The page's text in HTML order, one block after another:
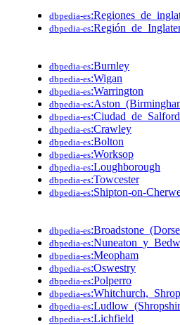
dbpedia-es
dbpedia-es
dbpedia-es:Burnley
dbpedia-es:Wigan
dbpedia-es:Warrington
dbpedia-es
dbpedia-es:Ciudad_de_Salford
dbpedia-es:Crawley
dbpedia-es:Bolton
dbpedia-es:Worksop
dbpedia-es:Loughborough
dbpedia-es:Towcester
dbpedia-es:Shipton-on-
dbpedia-es
dbpedia-es
dbpedia-es:Meopham
dbpedia-es:Oswestry
dbpedia-es:Polperro
dbpedia-es
dbpedia-es
dbpedia-es:Lichfield